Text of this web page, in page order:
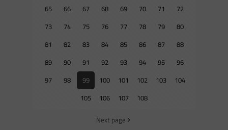
65
66 67 68 69 70 71
72
73
74 75 76 77 78 79
80
81
82 83 84 85 86 87
88
89
90 91 92 93 94 95
96
97
98 99 100 101 102 103
104
105
106 107 108
Next page